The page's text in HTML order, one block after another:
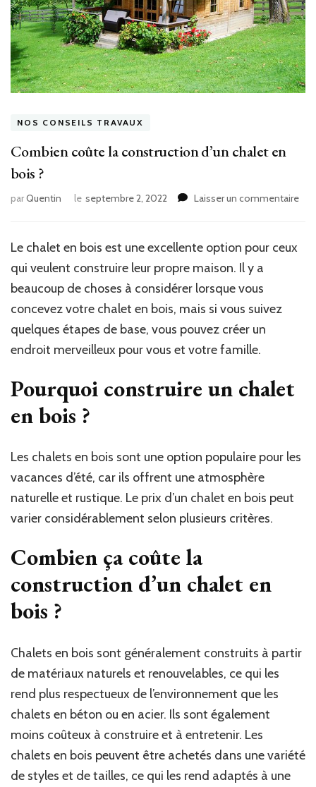
NOS CONSEILS TRAVAUX
Combien coûte la construction d’un chalet en
bois ?
parQuentin le septembre 2, 2022 Laisser un commentairesur
Le chalet en bois est une excellente option pour ceux
qui veulent construire leur propre maison. Il y a
beaucoup de choses à considérer lorsque vous
concevez votre chalet en bois, mais si vous suivez
quelques étapes de base, vous pouvez créer un
endroit merveilleux pour vous et votre famille.
Pourquoi construire un chalet
en bois ?
Les chalets en bois sont une option populaire pour les
vacances d’été, car ils offrent une atmosphère
naturelle et rustique. Le prix d’un chalet en bois peut
varier considérablement selon plusieurs critères.
Combien ça coûte la
construction d’un chalet en
bois ?
Chalets en bois sont généralement construits à partir
de matériaux naturels et renouvelables, ce qui les
rend plus respectueux de l’environnement que les
chalets en béton ou en acier. Ils sont également
moins coûteux à construire et à entretenir. Les
chalets en bois peuvent être achetés dans une variété
de styles et de tailles, ce qui les rend adaptés à une